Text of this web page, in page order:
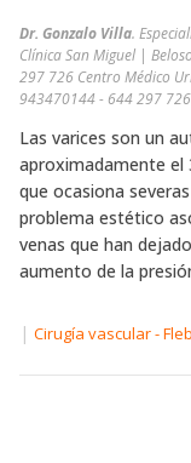
Dr. Gonzalo Villa.
Clínica San Miguel |
297 726 Centro Médico
943470144 - 644 297 726
Las varices son un
aproximadamente el
que ocasiona
problema estético
venas que han
aumento de la
| Cirugía vascular -